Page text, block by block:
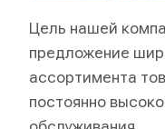
Цель нашей
предложение
ассортимента
постоянно